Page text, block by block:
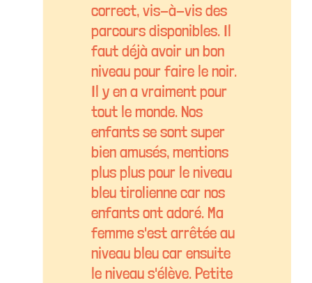
correct, vis-à-vis des
parcours disponibles. Il
faut déjà avoir un bon
niveau pour faire le noir.
Il y en a vraiment pour
tout le monde. Nos
enfants se sont super
bien amusés, mentions
plus plus pour le niveau
bleu tirolienne car nos
enfants ont adoré. Ma
femme s'est arrêtée au
niveau bleu car ensuite
le niveau s'élève. Petite